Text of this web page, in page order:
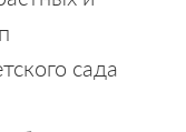
сада